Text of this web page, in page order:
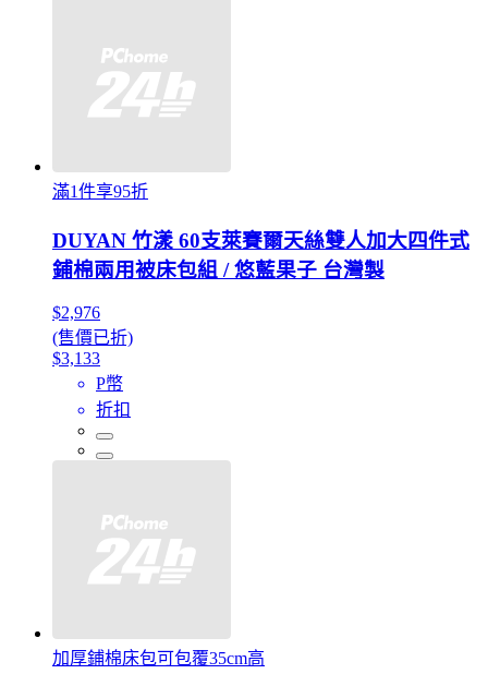
滿1件享95折
DUYAN 竹漾 60支萊賽爾天絲雙人加大四件式
鋪棉兩用被床包組 / 悠藍果子 台灣製
$2,976
(售價已折)
$3,133
P幣
折扣
加厚鋪棉床包可包覆35cm高